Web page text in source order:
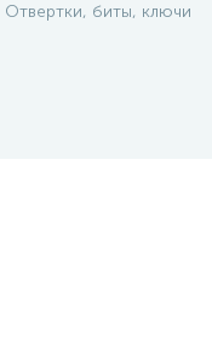
Отвертки, биты, ключи